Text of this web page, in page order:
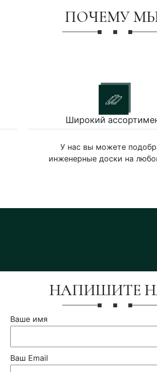
ПОЧЕМУ
Широкий
У нас вы можете
инженерные доски на
НАПИШИТЕ
Ваше имя
Ваш Email